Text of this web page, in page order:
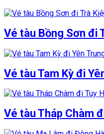
Vé tàu Bồng Sơn đi
Vé tàu Tam Kỳ đi
Vé tàu Tháp Chàm